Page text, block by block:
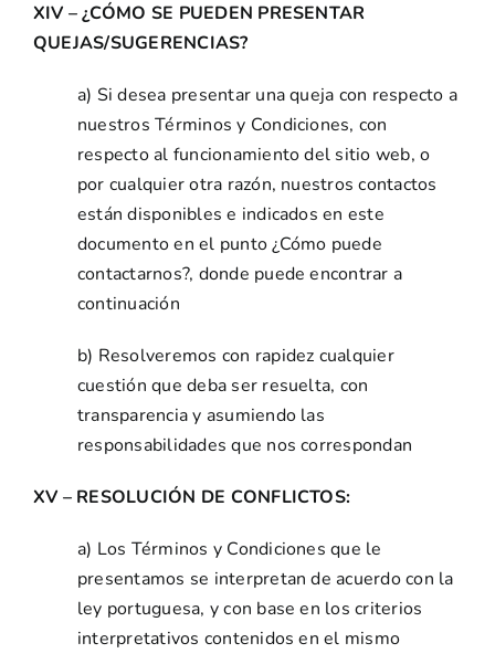
XIV – ¿CÓMO SE PUEDEN PRESENTAR
QUEJAS/SUGERENCIAS?
a) Si desea presentar una queja con respecto a
nuestros Términos y Condiciones, con
respecto al funcionamiento del sitio web, o
por cualquier otra razón, nuestros contactos
están disponibles e indicados en este
documento en el punto ¿Cómo puede
contactarnos?, donde puede encontrar a
continuación
b) Resolveremos con rapidez cualquier
cuestión que deba ser resuelta, con
transparencia y asumiendo las
responsabilidades que nos correspondan
XV – RESOLUCIÓN DE CONFLICTOS:
a) Los Términos y Condiciones que le
presentamos se interpretan de acuerdo con la
ley portuguesa, y con base en los criterios
interpretativos contenidos en el mismo